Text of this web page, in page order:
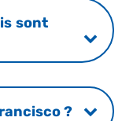
sont
?